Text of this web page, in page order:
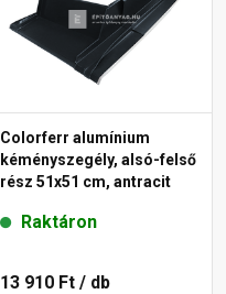
Colorferr alumínium
kéményszegély, alsó-felső
rész 51x51 cm, antracit
Raktáron
13 910 Ft / db